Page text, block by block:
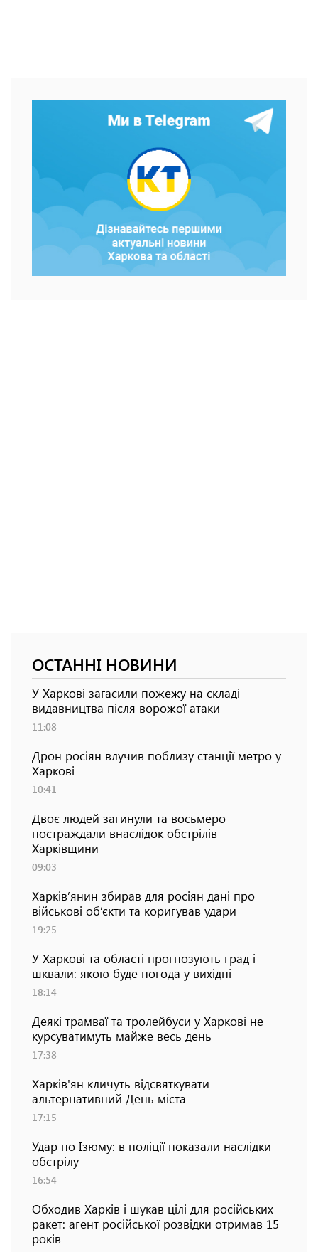
ОСТАННІ НОВИНИ
У Харкові загасили пожежу на складі
видавництва після ворожої атаки
11:08
Дрон росіян влучив поблизу станції метро у
Харкові
10:41
Двоє людей загинули та восьмеро
постраждали внаслідок обстрілів
Харківщини
09:03
Харків’янин збирав для росіян дані про
військові об’єкти та коригував удари
19:25
У Харкові та області прогнозують град і
шквали: якою буде погода у вихідні
18:14
Деякі трамваї та тролейбуси у Харкові не
курсуватимуть майже весь день
17:38
Харків'ян кличуть відсвяткувати
альтернативний День міста
17:15
Удар по Ізюму: в поліції показали наслідки
обстрілу
16:54
Обходив Харків і шукав цілі для російських
ракет: агент російської розвідки отримав 15
років